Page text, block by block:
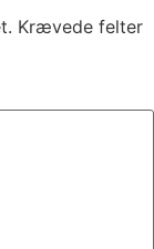
Krævede felter